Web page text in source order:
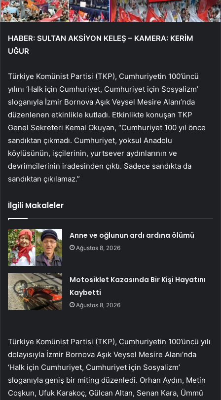
HABER: SULTAN AKSİYON KELEŞ – KAMERA: KERİM
UĞUR
Türkiye Komünist Partisi (TKP), Cumhuriyetin 100’üncü
yılını ‘Halk için Cumhuriyet, Cumhuriyet için Sosyalizm’
sloganıyla İzmir Bornova Aşık Veysel Mesire Alanı’nda
düzenlenen etkinlikle kutladı. Etkinlikte konuşan TKP
Genel Sekreteri Kemal Okuyan, “Cumhuriyet 100 yıl önce
sandıktan çıkmadı. Cumhuriyet, yoksul Anadolu
köylüsünün, işçilerinin, yurtsever aydınlarının ve
devrimcilerinin iradesinden çıktı. Sadece sandıkta da
sandıktan çıkılamaz.”
İlgili Makaleler
Anne ve oğlunun ardı ardına ölümü
Ağustos 8, 2026
Motosiklet Kazasında Bir Kişi Hayatını
Kaybetti
Ağustos 8, 2026
Türkiye Komünist Partisi (TKP), Cumhuriyetin 100’üncü yılı
dolayısıyla İzmir Bornova Aşık Veysel Mesire Alanı’nda
‘Halk için Cumhuriyet, Cumhuriyet için Sosyalizm’
sloganıyla geniş bir miting düzenledi. Orhan Aydın, Metin
Coşkun, Ufuk Karakoç, Gülcan Altan, Senan Kara, Ümmü